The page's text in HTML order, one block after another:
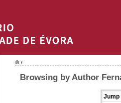
/
Browsing by Author
Jump